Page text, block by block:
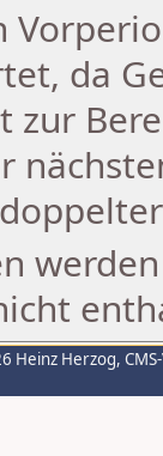
da
zur
Heinz Herzog,